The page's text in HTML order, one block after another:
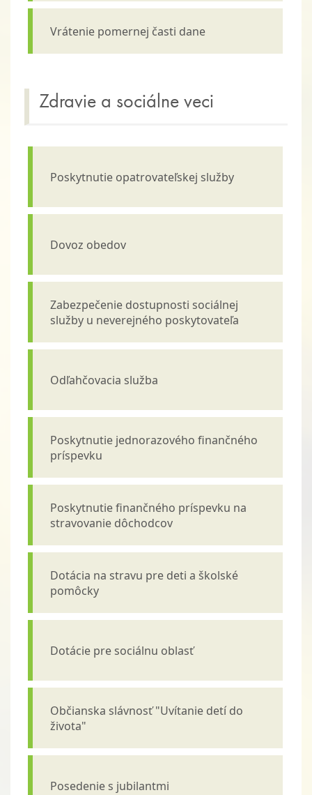
Vrátenie pomernej časti dane
Zdravie a sociálne veci
Poskytnutie opatrovateľskej služby
Dovoz obedov
Zabezpečenie dostupnosti sociálnej
služby u neverejného poskytovateľa
Odľahčovacia služba
Poskytnutie jednorazového finančného
príspevku
Poskytnutie finančného príspevku na
stravovanie dôchodcov
Dotácia na stravu pre deti a školské
pomôcky
Dotácie pre sociálnu oblasť
Občianska slávnosť "Uvítanie detí do
života"
Posedenie s jubilantmi